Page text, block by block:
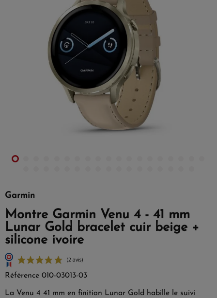
Garmin
Montre Garmin Venu 4 - 41 mm
Lunar Gold bracelet cuir beige +
silicone ivoire
Référence 010-03013-03
La Venu 4 41 mm en finition Lunar Gold habille le suivi